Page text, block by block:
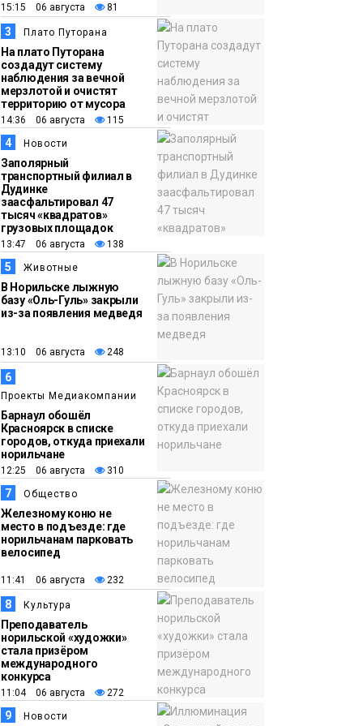
10:19
Новости
Иллюминация
«Сказочный лес» в
Норильске зажжётся
10 августа
09:37
Новости
Норильск зовёт на
фотоконкурс,
посвященный
главному
туристическому
празднику
15:15 06 августа 81
3 Плато Путорана
На плато Путорана
создадут систему
наблюдения за вечной
мерзлотой и очистят
территорию от мусора
14:36 06 августа 115
4 Новости
Заполярный
транспортный филиал в
Дудинке
заасфальтировал 47
тысяч «квадратов»
грузовых площадок
13:47 06 августа 138
5 Животные
В Норильске лыжную
базу «Оль-Гуль» закрыли
из-за появления медведя
13:10 06 августа 248
6
Проекты Медиакомпании
Барнаул обошёл
Красноярск в списке
городов, откуда приехали
норильчане
12:25 06 августа 310
7 Общество
Железному коню не
место в подъезде: где
норильчанам парковать
велосипед
11:41 06 августа 232
8 Культура
Преподаватель
норильской «художки»
стала призёром
международного
конкурса
11:04 06 августа 272
9 Новости